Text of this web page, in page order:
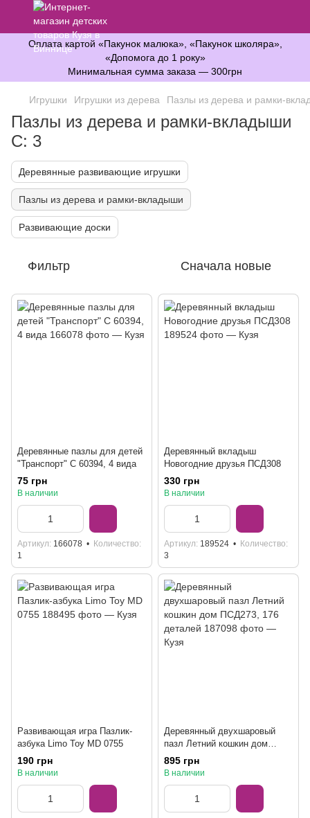
Оплата картой «Пакунок малюка», «Пакунок школяра»,
«Допомога до 1 року»
Минимальная сумма заказа — 300грн
Игрушки Игрушки из дерева Пазлы из дерева и рамки-
Пазлы из дерева и рамки-вкладыши
С: 3
Деревянные развивающие игрушки
Пазлы из дерева и рамки-вкладыши
Развивающие доски
Фильтр Сначала новые
Деревянные пазлы для детей
"Транспорт" C 60394, 4 вида
75 грн
В наличии
Артикул 166078
Количество
1
Деревянный вкладыш
Новогодние друзья ПСД308
330 грн
В наличии
Артикул 189524
Количество
3
Развивающая игра Пазлик-
азбука Limo Toy MD 0755
190 грн
В наличии
Деревянный двухшаровый
пазл Летний кошкин дом
ПСД273, 176 деталей
895 грн
В наличии